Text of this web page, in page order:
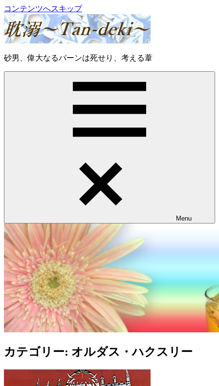
コンテンツへスキップ
耽
砂男、偉大なるパーンは死せり、考える葦
Menu
カテゴリー: オルダス・ハクスリー